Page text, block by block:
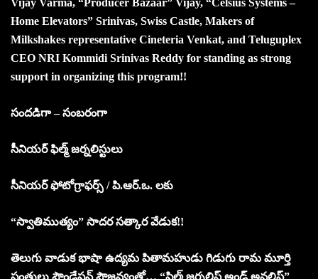
Vijay Varma, “Producer Bazaar” Vijay, “Celsius Systems –
Home Elevators” Srinivas, Swiss Castle, Makers of
Milkshakes representative Cineteria Venkat, and Teluguplex
CEO NRI Kommidi Srinivas Reddy for standing as strong
support in organizing this program!!
సందడిగా – సంబరంగా
సీనియర్ ఫిల్మ్ జర్నలిస్టులు
సీనియర్ ఫోటోగ్రాఫర్స్ / పి.ఆర్.ఒ. లకు
“స్వాతిముత్యం” సాదర సత్కార వేడుక!!
తెలుగు వాడుక భాషా ఉద్యమ పితామహుడు గిడుగు రామ మూర్తి
పంతులు ఫౌండేషన్ సౌజన్యంతో… “ఫిల్మ్ జర్నలిస్ట్ అండ్ అనలిస్ట్”